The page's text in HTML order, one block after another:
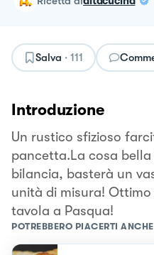
Salva · 111
Introduzione
Un rustico sfizioso
pancetta.La cosa bella
bilancia, basterà un
unità di misura!
tavola a Pasqua!
POTREBBERO PIACERTI